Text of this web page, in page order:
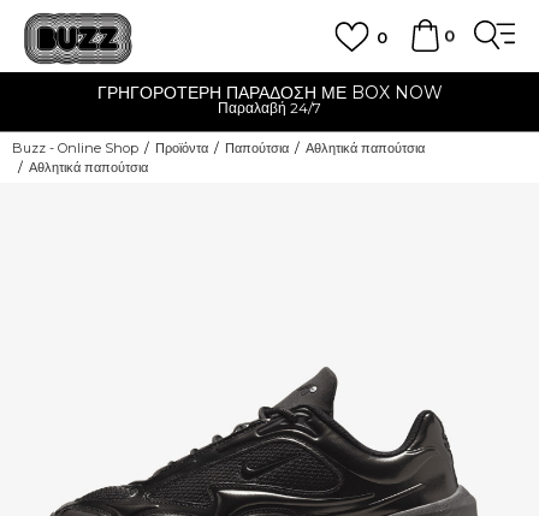
0
0
ΓΡΗΓΟΡΟΤΕΡΗ ΠΑΡΑΔΟΣΗ ΜΕ BOX NOW
Παραλαβή 24/7
Buzz - Online Shop Προϊόντα Παπούτσια
Αθλητικά παπούτσια
Αθλητικά παπούτσια